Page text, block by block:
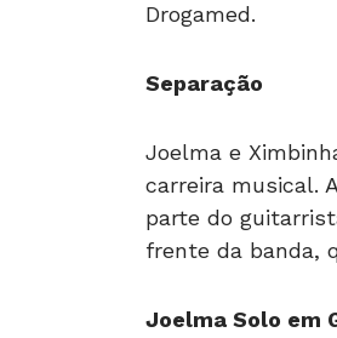
Drogamed.
Separação
Joelma e
carreira musical.
parte do
frente da banda,
Joelma Solo em